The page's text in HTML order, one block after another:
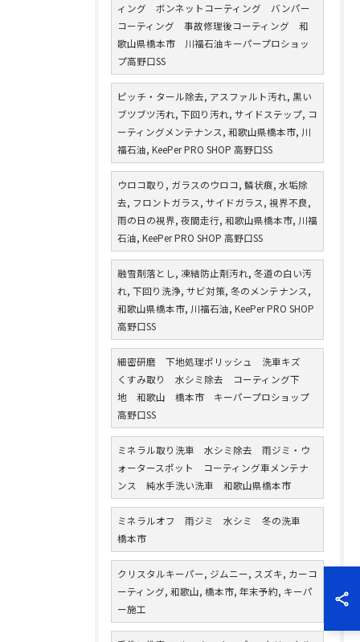
ィング ボンネットコーティング バンパー
コーティング 事故修理後コーティング 和
歌山県橋本市 川福石油キーパープロショッ
プ高野口SS
ピッチ・タール除去, アスファルト汚れ, 黒い
ブツブツ汚れ, 下回り汚れ, サイドステップ, コ
ーティングメンテナンス, 和歌山県橋本市, 川
福石油, KeePer PRO SHOP 高野口SS
ウロコ取り, ガラスのウロコ, 鱗状痕, 水垢除
去, フロントガラス, サイドガラス, 視界不良,
雨の日の視界, 夜間走行, 和歌山県橋本市, 川福
石油, KeePer PRO SHOP 高野口SS
融雪剤落とし, 凍結防止剤汚れ, 冬道の白い汚
れ, 下回り洗浄, サビ対策, 冬のメンテナンス,
和歌山県橋本市, 川福石油, KeePer PRO SHOP
高野口SS
細密研磨 下地処理ポリッシュ 洗車キズ
くすみ取り 水シミ除去 コーティング下
地 和歌山 橋本市 キーパープロショップ
高野口SS
ミネラル取り洗車 水シミ除去 雨ジミ・ウ
ォータースポット コーティング車メンテナ
ンス 純水手洗い洗車 和歌山県橋本市
ミネラルオフ 雨ジミ 水シミ 冬の洗車
橋本市
クリスタルキーパー, ジムニー, スズキ, カーコ
ーティング, 和歌山, 橋本市, 年末予約, キーパ
ー施工